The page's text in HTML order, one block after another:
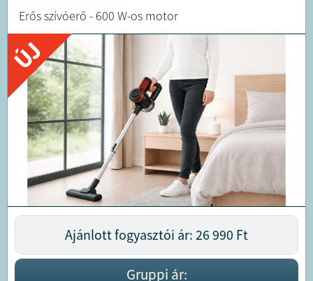
Erős szívóerő - 600 W-os motor
ÚJ
Ajánlott fogyasztói ár: 26 990 Ft
Gruppi ár: